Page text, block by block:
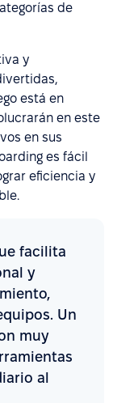
de
y
está en
en este
en sus
es fácil
eficiencia y
facilita
y
Un
muy
al